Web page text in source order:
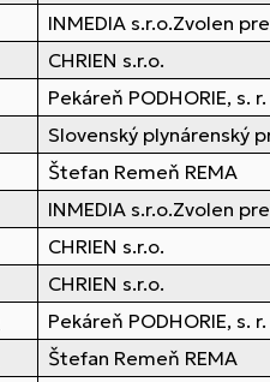
INMEDIA s.r.o.Zvolen
CHRIEN s.r.o.
Pekáreň PODHORIE, s.
Slovenský plynárenský
Štefan Remeň REMA
INMEDIA s.r.o.Zvolen
CHRIEN s.r.o.
CHRIEN s.r.o.
Pekáreň PODHORIE, s.
Štefan Remeň REMA